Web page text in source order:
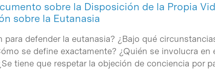
sobre la Disposición de la Propia
sobre la Eutanasia
para defender la eutanasia? ¿Bajo qué
se define exactamente? ¿Quién se involucra en
tiene que respetar la objeción de conciencia por